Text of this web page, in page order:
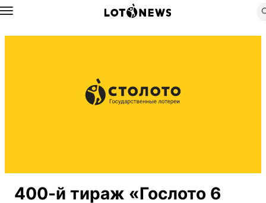
Назад
400-й тираж «Гослото 6